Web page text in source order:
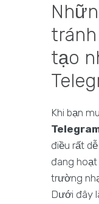
tạo
Khi bạn
điều rất
đang
trường
Dưới đây